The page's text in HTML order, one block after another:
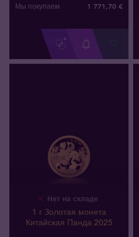
Мы покупаем 1 771,70 €
Нет на складе
1 г Золотая монета
Китайская Панда 2025